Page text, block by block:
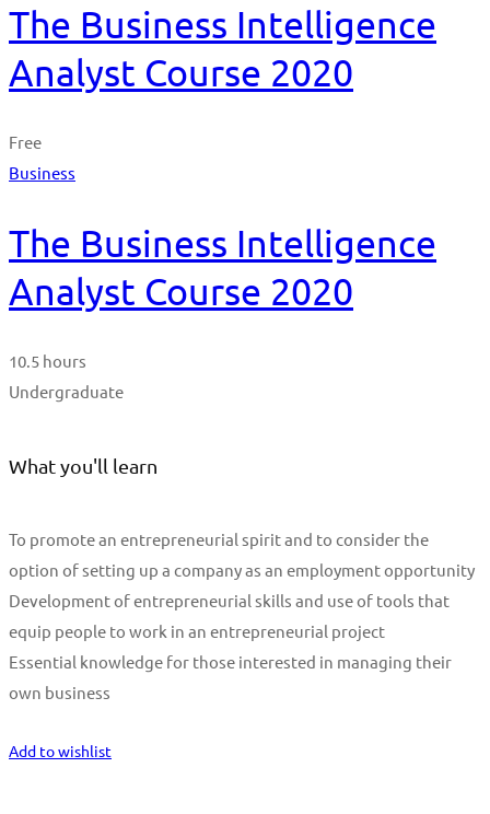
The Business Intelligence
Analyst Course 2020
Free
Business
The Business Intelligence
Analyst Course 2020
10.5 hours
Undergraduate
What you'll learn
To promote an entrepreneurial spirit and to consider the
option of setting up a company as an employment opportunity
Development of entrepreneurial skills and use of tools that
equip people to work in an entrepreneurial project
Essential knowledge for those interested in managing their
own business
Add to wishlist